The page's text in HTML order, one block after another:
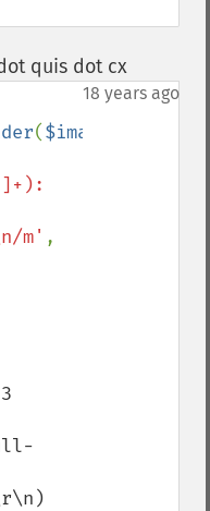
quis dot cx¶
18 years ago
($imap
m'